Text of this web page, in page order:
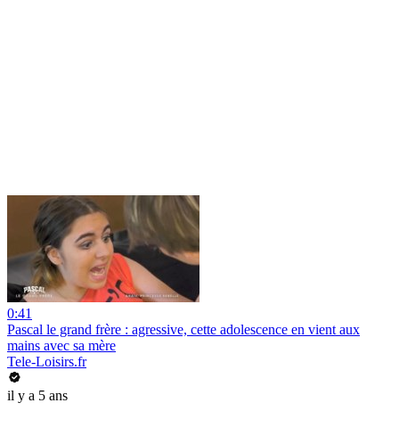
0:41
Pascal le grand frère : agressive, cette adolescence en vient aux
mains avec sa mère
Tele-Loisirs.fr
il y a 5 ans